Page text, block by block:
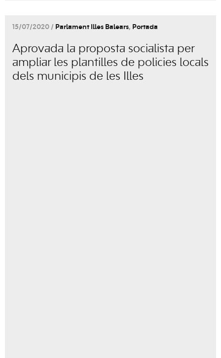
15/07/2020 / Parlament Illes Balears, Portada
Aprovada la proposta socialista per
ampliar les plantilles de policies locals
dels municipis de les Illes